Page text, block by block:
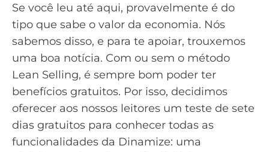
Se você leu até aqui, provavelmente é do
tipo que sabe o valor da economia. Nós
sabemos disso, e para te apoiar, trouxemos
uma boa notícia. Com ou sem o método
Lean Selling, é sempre bom poder ter
benefícios gratuitos. Por isso, decidimos
oferecer aos nossos leitores um teste de sete
dias gratuitos para conhecer todas as
funcionalidades da Dinamize: uma